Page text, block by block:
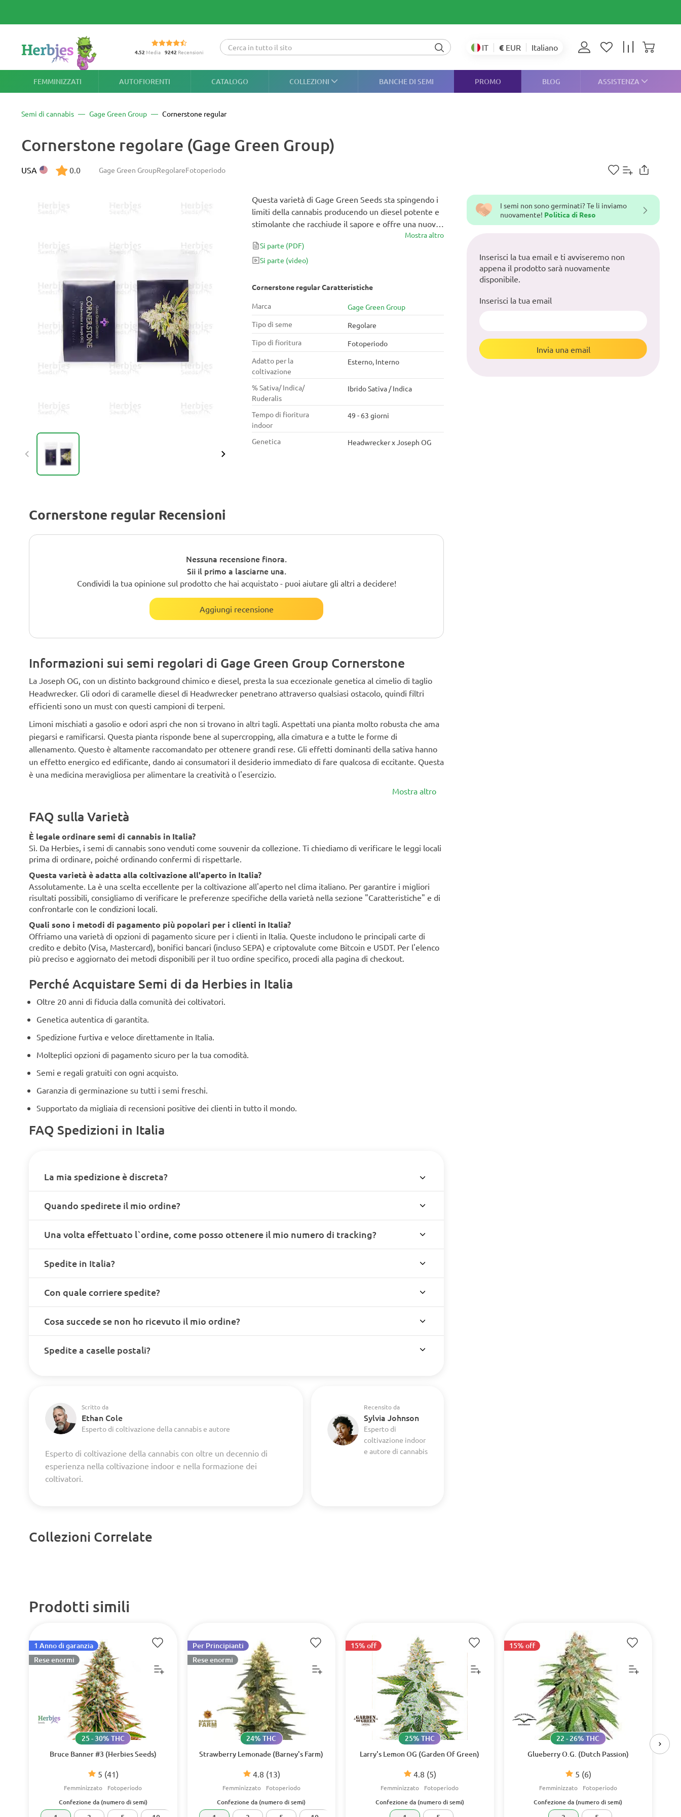
4.52 Media 9242 Recensioni IT € EUR Italiano
FEMMINIZZATI AUTOFIORENTI CATALOGO COLLEZIONI BANCHE DI SEMI PROMO BLOG ASSISTENZA
Semi di cannabis Gage Green Group Cornerstone regular
Cornerstone regolare (Gage Green Group)
Gage Green GroupRegolareFotoperiodo
USA 0.0
Cornerstone regular Caratteristiche
Marca
Gage Green Group
Tipo di seme
Regolare
Tipo di fioritura
Fotoperiodo
Adatto per la
coltivazione
Esterno, Interno
% Sativa/ Indica/
Ruderalis
Ibrido Sativa / Indica
Tempo di fioritura
indoor
49 - 63 giorni
Genetica Headwrecker x Joseph OG
Cornerstone regular Recensioni
Nessuna recensione finora.
Sii il primo a lasciarne una.
Condividi la tua opinione sul prodotto che hai acquistato - puoi aiutare gli altri a decidere!
Aggiungi recensione
Questa varietà di Gage Green Seeds sta spingendo i
limiti della cannabis producendo un diesel potente e
stimolante che racchiude il sapore e offre una nuova
Mostra altro
Si parte (PDF)
Si parte (video)
Informazioni sui semi regolari di Gage Green Group Cornerstone
La Joseph OG, con un distinto background chimico e diesel, presta la sua eccezionale genetica al cimelio di taglio
Headwrecker. Gli odori di caramelle diesel di Headwrecker penetrano attraverso qualsiasi ostacolo, quindi filtri
efficienti sono un must con questi campioni di terpeni.
Limoni mischiati a gasolio e odori aspri che non si trovano in altri tagli. Aspettati una pianta molto robusta che ama
piegarsi e ramificarsi. Questa pianta risponde bene al supercropping, alla cimatura e a tutte le forme di
allenamento. Questo è altamente raccomandato per ottenere grandi rese. Gli effetti dominanti della sativa hanno
un effetto energico ed edificante, dando ai consumatori il desiderio immediato di fare qualcosa di eccitante. Questa
è una medicina meravigliosa per alimentare la creatività o l'esercizio.
Mostra altro
FAQ sulla Varietà
È legale ordinare semi di cannabis in Italia?
Sì. Da Herbies, i semi di cannabis sono venduti come souvenir da collezione. Ti chiediamo di verificare le leggi locali
prima di ordinare, poiché ordinando confermi di rispettarle.
Questa varietà è adatta alla coltivazione all'aperto in Italia?
Assolutamente. La è una scelta eccellente per la coltivazione all'aperto nel clima italiano. Per garantire i migliori
risultati possibili, consigliamo di verificare le preferenze specifiche della varietà nella sezione "Caratteristiche" e di
confrontarle con le condizioni locali.
Quali sono i metodi di pagamento più popolari per i clienti in Italia?
Offriamo una varietà di opzioni di pagamento sicure per i clienti in Italia. Queste includono le principali carte di
credito e debito (Visa, Mastercard), bonifici bancari (incluso SEPA) e criptovalute come Bitcoin e USDT. Per l'elenco
più preciso e aggiornato dei metodi disponibili per il tuo ordine specifico, procedi alla pagina di checkout.
Perché Acquistare Semi di da Herbies in Italia
Oltre 20 anni di fiducia dalla comunità dei coltivatori.
Genetica autentica di garantita.
Spedizione furtiva e veloce direttamente in Italia.
Molteplici opzioni di pagamento sicuro per la tua comodità.
Semi e regali gratuiti con ogni acquisto.
Garanzia di germinazione su tutti i semi freschi.
Supportato da migliaia di recensioni positive dei clienti in tutto il mondo.
FAQ Spedizioni in Italia
La mia spedizione è discreta?
Quando spedirete il mio ordine?
Una volta effettuato l`ordine, come posso ottenere il mio numero di tracking?
Spedite in Italia?
Con quale corriere spedite?
Cosa succede se non ho ricevuto il mio ordine?
Spedite a caselle postali?
Scritto da
Ethan Cole
Esperto di coltivazione della cannabis e autore
Esperto di coltivazione della cannabis con oltre un decennio di
esperienza nella coltivazione indoor e nella formazione dei
coltivatori.
Recensito da
Sylvia Johnson
Esperto di
coltivazione indoor
e autore di cannabis
Collezioni Correlate
I semi non sono germinati? Te li inviamo
nuovamente! Politica di Reso
Inserisci la tua email e ti avviseremo non
appena il prodotto sarà nuovamente
disponibile.
Inserisci la tua email
Invia una email
Prodotti simili
Bruce Banner #3 (Herbies Seeds)
5 (41)
25 - 30% THC
Femminizzato Fotoperiodo
1 Anno di garanzia
Rese enormi
Confezione da (numero di semi)
Strawberry Lemonade (Barney's Farm)
4.8 (13)
24% THC
Femminizzato Fotoperiodo
Per Principianti
Rese enormi
Confezione da (numero di semi)
Larry's Lemon OG (Garden Of Green)
4.8 (5)
25% THC
Femminizzato Fotoperiodo
15% off
Confezione da (numero di semi)
Glueberry O.G. (Dutch Passion)
5 (6)
22 - 26% THC
Femminizzato Fotoperiodo
15% off
Confezione da (numero di semi)